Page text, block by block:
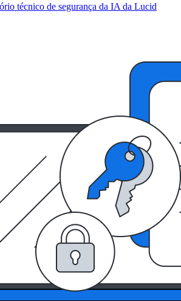
técnico de segurança da IA da Lucid